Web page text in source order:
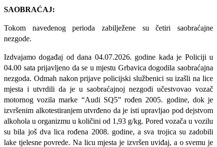
SAOBRAĆAJ:
Tokom navedenog perioda zabilježene su četiri saobraćajne
nezgode.
Izdvajamo događaj od dana 04.07.2026. godine kada je Policiji u
04.00 sata prijavljeno da se u mjestu Grbavica dogodila saobraćajna
nezgoda. Odmah nakon prijave policijski službenici su izašli na lice
mjesta i utvrdili da je u saobraćajnoj nezgodi učestvovao vozač
motornog vozila marke “Audi SQ5” rođen 2005. godine, dok je
izvršenim alkotestiranjem utvrđeno da je isti upravljao pod dejstvom
alkohola u organizmu u količini od 1,93 g/kg. Pored vozača u vozilu
su bila još dva lica rođena 2008. godine, a sva trojica su zadobili
lake tjelesne povrede. Na licu mjesta je izvršen uviđaj, a o svemu je